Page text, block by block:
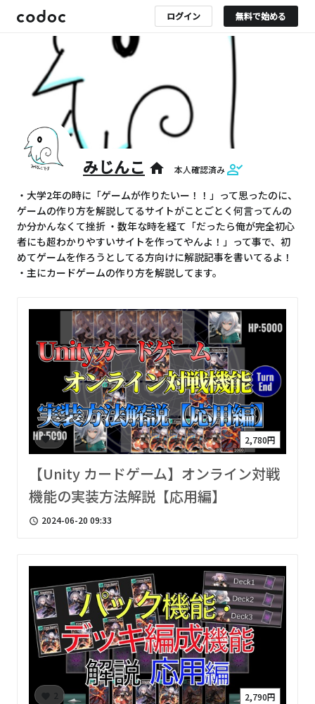
ログイン 無料で始める
みじんこ home 本人確認済み
・大学2年の時に「ゲームが作りたいー！！」って思ったのに、
ゲームの作り方を解説してるサイトがことごとく何言ってんの
か分かんなくて挫折 ・数年な時を経て「だったら俺が完全初心
者にも超わかりやすいサイトを作ってやんよ！」って事で、初
めてゲームを作ろうとしてる方向けに解説記事を書いてるよ！
・主にカードゲームの作り方を解説してます。
favorite 2 2,780円
【Unity カードゲーム】オンライン対戦
機能の実装方法解説【応用編】
access_time 2024-06-20 09:33
favorite 2 2,790円